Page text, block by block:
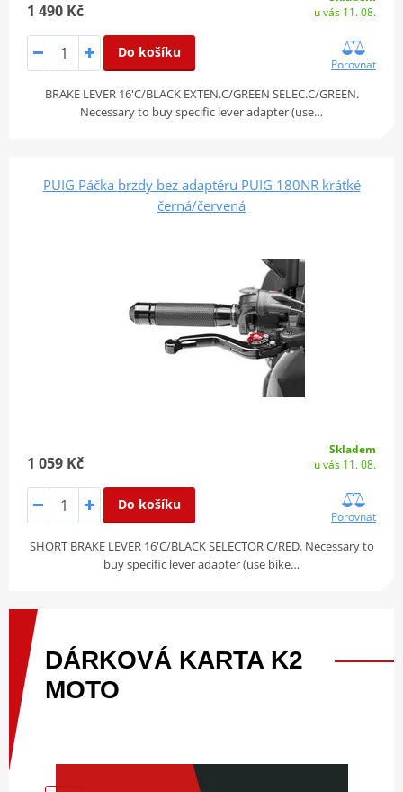
1 490 Kč
u vás 11. 08.
Do košíku
Porovnat
BRAKE LEVER 16'C/BLACK EXTEN.C/GREEN SELEC.C/GREEN.
Necessary to buy specific lever adapter (use…
PUIG Páčka brzdy bez adaptéru PUIG 180NR krátké
černá/červená
1 059 Kč
Skladem
u vás 11. 08.
Do košíku
Porovnat
SHORT BRAKE LEVER 16'C/BLACK SELECTOR C/RED. Necessary to
buy specific lever adapter (use bike…
DÁRKOVÁ KARTA K2
MOTO